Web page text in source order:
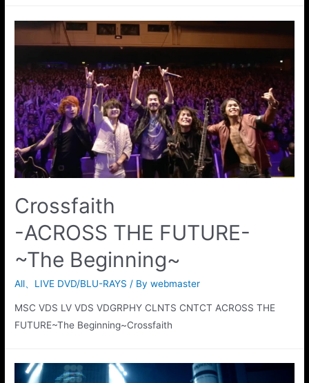
Crossfaith
-ACROSS THE FUTURE-
~The Beginning~
All LIVE DVD/BLU-RAYS / Bywebmaster
MSC VDS LV VDS VDGRPHY CLNTS CNTCT ACROSS THE
FUTURE~The Beginning~Crossfaith